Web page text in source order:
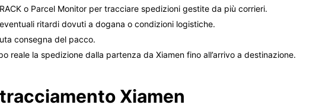
o Parcel Monitor per tracciare spedizioni gestite da più corrieri.
ritardi dovuti a dogana o condizioni logistiche.
consegna del pacco.
reale la spedizione dalla partenza da Xiamen fino all’arrivo a destinazione.
Xiamen